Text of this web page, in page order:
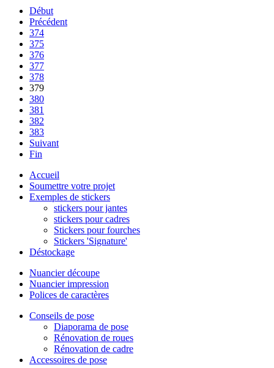
Début
Précédent
374
375
376
377
378
379
380
381
382
383
Suivant
Fin
Accueil
Soumettre votre projet
Exemples de stickers
stickers pour jantes
stickers pour cadres
Stickers pour fourches
Stickers 'Signature'
Déstockage
Nuancier découpe
Nuancier impression
Polices de caractères
Conseils de pose
Diaporama de pose
Rénovation de roues
Rénovation de cadre
Accessoires de pose